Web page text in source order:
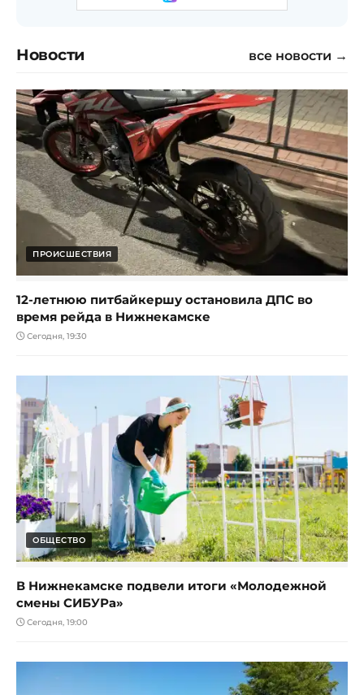
Новости все новости →
ПРОИСШЕСТВИЯ
12-летнюю питбайкершу остановила ДПС во
время рейда в Нижнекамске
Сегодня, 19:30
ОБЩЕСТВО
В Нижнекамске подвели итоги «Молодежной
смены СИБУРа»
Сегодня, 19:00